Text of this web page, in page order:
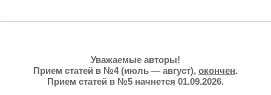
Уважаемые авторы!
Прием статей в №4 (июль — август), окончен.
Прием статей в №5 начнется 01.09.2026.